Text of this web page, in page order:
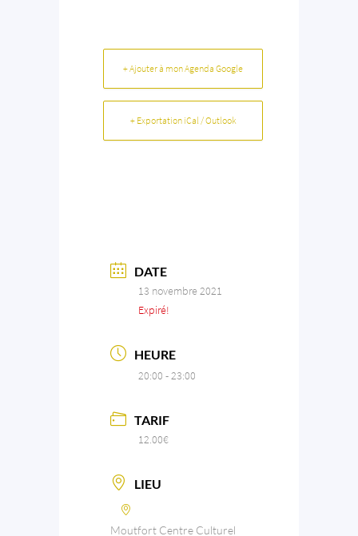
+ Ajouter à mon Agenda Google
+ Exportation iCal / Outlook
DATE
13 novembre 2021
Expiré!
HEURE
20:00 - 23:00
TARIF
12.00€
LIEU
Moutfort Centre Culturel